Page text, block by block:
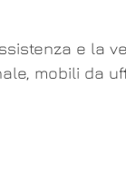
e
mobili da